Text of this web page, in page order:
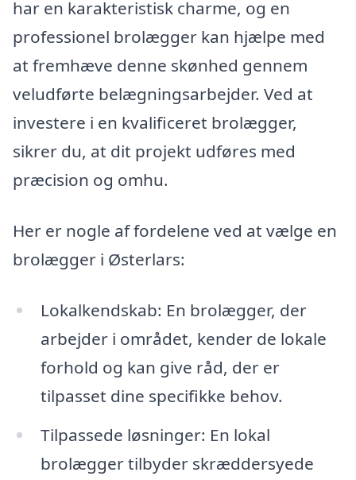
har en karakteristisk charme, og en
professionel brolægger kan hjælpe med
at fremhæve denne skønhed gennem
veludførte belægningsarbejder. Ved at
investere i en kvalificeret brolægger,
sikrer du, at dit projekt udføres med
præcision og omhu.
Her er nogle af fordelene ved at vælge en
brolægger i Østerlars:
Lokalkendskab: En brolægger, der
arbejder i området, kender de lokale
forhold og kan give råd, der er
tilpasset dine specifikke behov.
Tilpassede løsninger: En lokal
brolægger tilbyder skræddersyede